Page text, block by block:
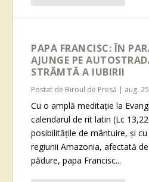
PAPA FRANCISC: ÎN
AJUNGE PE
STRÂMTĂ A IUBIRII
Postat de Biroul de Presă | aug.
Cu o amplă meditație la
calendarul de rit latin (Lc
posibilitățile de mântuire, și
regiunii Amazonia, afectată
pădure, papa Francisc...